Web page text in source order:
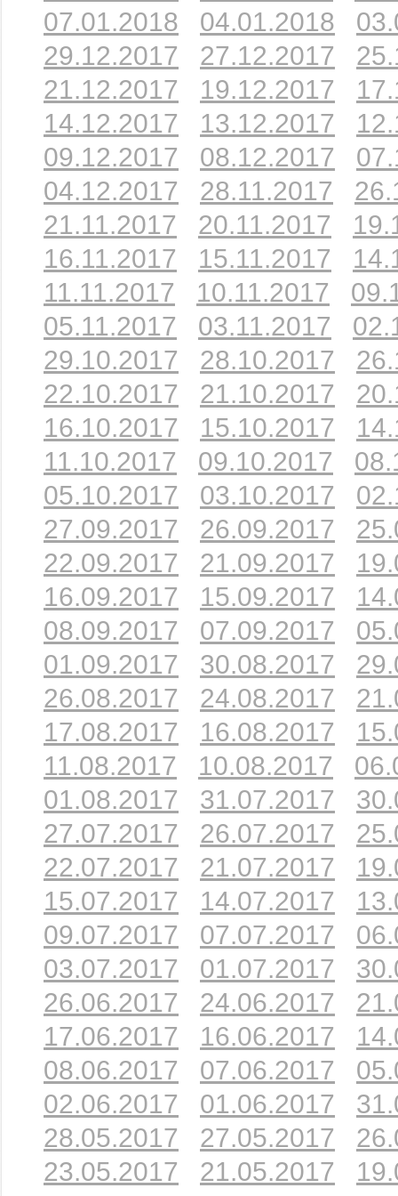
07.01.2018
04.01.2018
29.12.2017
27.12.2017
21.12.2017
19.12.2017
14.12.2017
13.12.2017
09.12.2017
08.12.2017
04.12.2017
28.11.2017
21.11.2017
20.11.2017
16.11.2017
15.11.2017
11.11.2017
10.11.2017
05.11.2017
03.11.2017
29.10.2017
28.10.2017
22.10.2017
21.10.2017
16.10.2017
15.10.2017
11.10.2017
09.10.2017
05.10.2017
03.10.2017
27.09.2017
26.09.2017
22.09.2017
21.09.2017
16.09.2017
15.09.2017
08.09.2017
07.09.2017
01.09.2017
30.08.2017
26.08.2017
24.08.2017
17.08.2017
16.08.2017
11.08.2017
10.08.2017
01.08.2017
31.07.2017
27.07.2017
26.07.2017
22.07.2017
21.07.2017
15.07.2017
14.07.2017
09.07.2017
07.07.2017
03.07.2017
01.07.2017
26.06.2017
24.06.2017
17.06.2017
16.06.2017
08.06.2017
07.06.2017
02.06.2017
01.06.2017
28.05.2017
27.05.2017
23.05.2017
21.05.2017